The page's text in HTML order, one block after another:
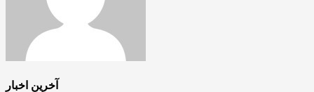
آخرین اخبار